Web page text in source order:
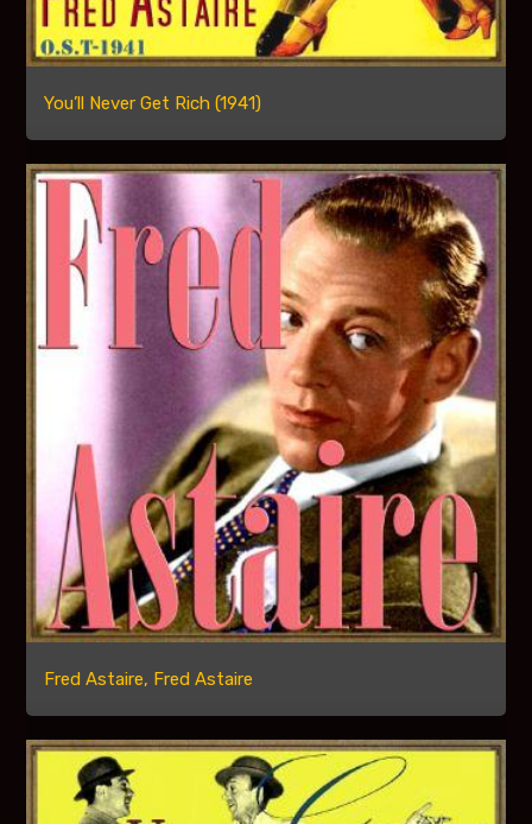
You’ll Never Get Rich (1941)
Fred Astaire, Fred Astaire